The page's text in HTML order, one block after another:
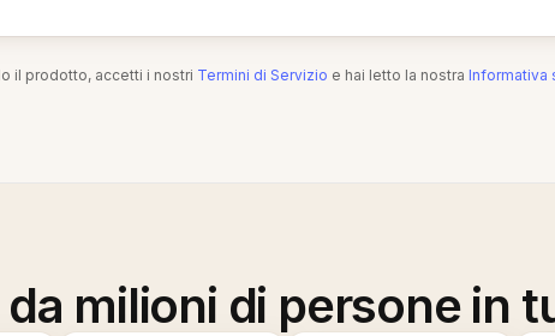
il prodotto, accetti i nostri Termini di Servizio e hai letto la nostra Informativa
milioni di persone in